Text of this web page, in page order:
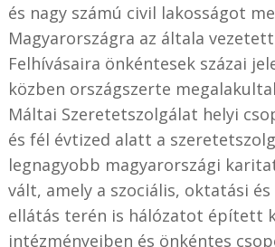
és nagy számú civil lakosságot
Magyarországra az általa
Felhívásaira önkéntesek százai
közben országszerte
Máltai Szeretetszolgálat helyi
és fél évtized alatt a
legnagyobb magyarországi
vált, amely a szociális, oktatási és
ellátás terén is hálózatot épített
intézményeiben és önkéntes